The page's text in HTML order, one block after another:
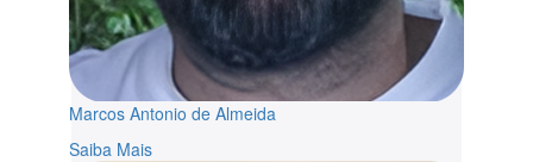
Marcos Antonio de Almeida
Saiba Mais